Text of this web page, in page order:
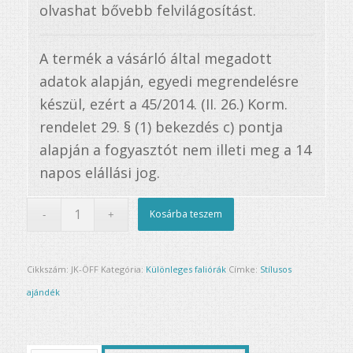
olvashat bővebb felvilágosítást.
A termék a vásárló által megadott
adatok alapján, egyedi megrendelésre
készül, ezért a 45/2014. (II. 26.) Korm.
rendelet 29. § (1) bekezdés c) pontja
alapján a fogyasztót nem illeti meg a 14
napos elállási jog.
Kosárba teszem
Cikkszám: JK-ÖFF Kategória: Különleges faliórák Címke: Stílusos
ajándék